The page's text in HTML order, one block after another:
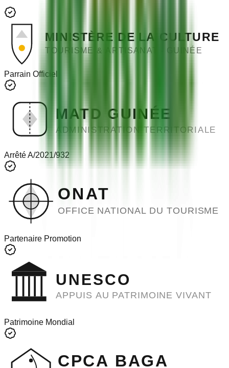
MINISTÈRE DE LA CULTURE
TOURISME & ARTISANAT - GUINÉE
Parrain Officiel
MATD GUINÉE
ADMINISTRATION TERRITORIALE
Arrêté A/2021/932
ONAT
OFFICE NATIONAL DU TOURISME
Partenaire Promotion
UNESCO
APPUIS AU PATRIMOINE VIVANT
Patrimoine Mondial
CPCA BAGA